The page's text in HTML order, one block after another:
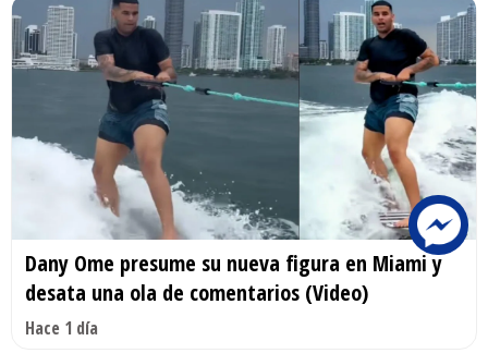
Dany Ome presume su nueva figura en Miami y
desata una ola de comentarios (Video)
Hace 1 día